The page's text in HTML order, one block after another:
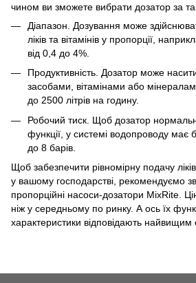
чином ви зможете вибрати дозатор за
Діапазон. Дозування може
ліків та вітамінів у пропорції,
від 0,4 до 4%.
Продуктивність. Дозатор може
засобами, вітамінами або
до 2500 літрів на годину.
Робочий тиск. Щоб дозатор
функції, у системі водопроводу має
до 8 барів.
Щоб забезпечити рівномірну подачу
у вашому господарстві, рекомендуємо
пропорційні насоси-дозатори MixRite.
ніж у середньому по ринку. А ось їх
характеристики відповідають найвищим